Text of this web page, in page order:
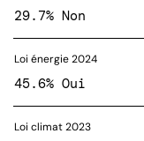
29.7% Non
Loi énergie 2024
45.6% Oui
Loi climat 2023